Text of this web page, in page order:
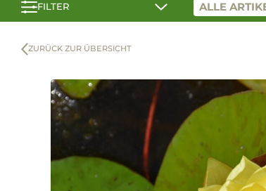
FILTER
ZURÜCK ZUR ÜBERSICHT